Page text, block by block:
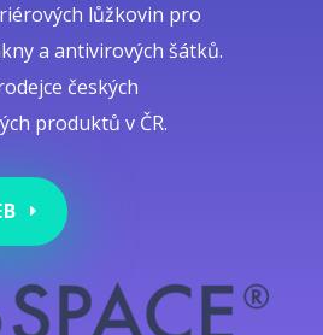
lůžkovin pro
a antivirových šátků.
českých
produktů v ČR.